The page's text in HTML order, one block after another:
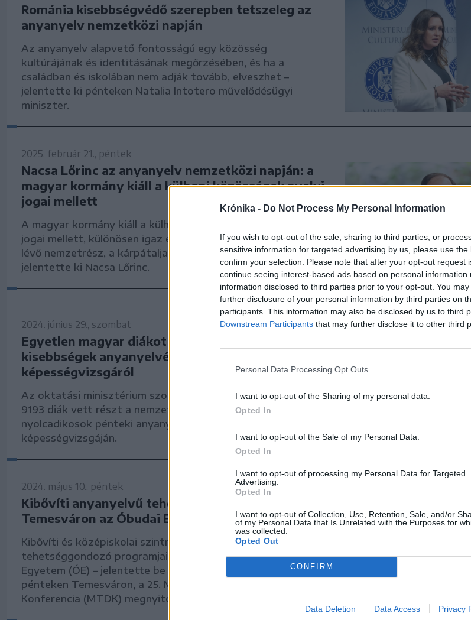
Krónika - Do Not Process My Personal Information
If you wish to opt-out of the sale, sharing to third parties, or
sensitive information for targeted advertising by us, please use
confirm your selection. Please note that after your opt-out request
continue seeing interest-based ads based on personal information
information disclosed to third parties prior to your opt-out. You
further disclosure of your personal information by third parties on
participants. This information may also be disclosed by us to third
Downstream Participants that may further disclose it to other third
Personal Data Processing Opt Outs
I want to opt-out of the Sharing of my personal data.
Opted In
I want to opt-out of the Sale of my Personal Data.
Opted In
I want to opt-out of processing my Personal Data for Targeted
Advertising.
Opted In
I want to opt-out of Collection, Use, Retention, Sale, and/or
of my Personal Data that Is Unrelated with the Purposes for
was collected.
Opted Out
CONFIRM
Data Deletion Data Access Privacy
Románia kisebbségvédő szerepben tetszeleg az
anyanyelv nemzetközi napján
Az anyanyelv alapvető fontosságú egy közösség
kultúrájának és identitásának megőrzésében, és ha a
családban és iskolában nem adják tovább, elveszhet –
jelentette ki pénteken Natalia Intotero művelődésügyi
miniszter.
2025. február 21., péntek
Nacsa Lőrinc az anyanyelv nemzetközi napján: a
magyar kormány kiáll a külhoni közösségek nyelvi
jogai mellett
A magyar kormány kiáll a külhoni magyar közösségek nyelvi
jogai mellett, különösen igaz ez a legnehezebb helyzetben
lévő nemzetrész, a kárpátaljai magyarság esetében –
jelentette ki Nacsa Lőrinc.
2024. június 29., szombat
Egyetlen magyar diákot sem kellett kizárni a
kisebbségek anyanyelvéből és irodalmából tartott
képességvizsgáról
Az oktatási minisztérium szombati tájékoztatása szerint
9193 diák vett részt a nemzeti kisebbségekhez tartozó
nyolcadikosok pénteki anyanyelv és irodalom
képességvizsgáján.
2024. május 10., péntek
Kibővíti anyanyelvű tehetséggondozó programjait
Temesváron az Óbudai Egyetem
Kibővíti és középiskolai szintre is kiterjeszti anyanyelvű
tehetséggondozó programjait Temesváron az Óbudai
Egyetem (ÓE) – jelentette be Kovács Levente rektor
pénteken Temesváron, a 25. Műszaki Tudományos Diákköri
Konferencia (MTDK) megnyitóján.